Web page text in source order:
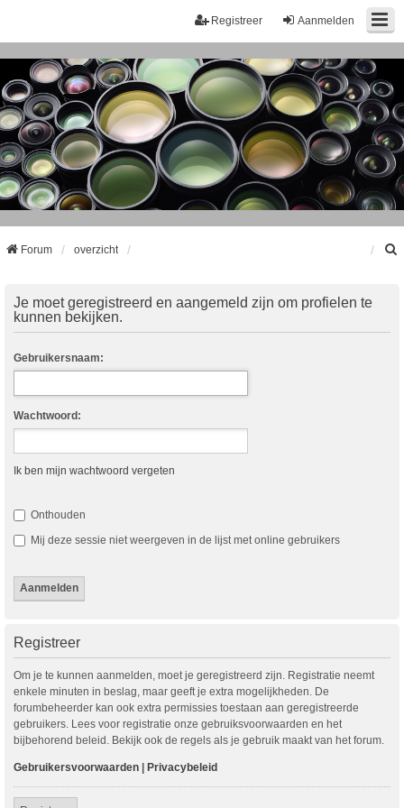
Aanmelden
Registreer
Forum overzicht
Je moet geregistreerd en aangemeld zijn om profielen te
kunnen bekijken.
Gebruikersnaam:
Wachtwoord:
Ik ben mijn wachtwoord vergeten
Onthouden
Mij deze sessie niet weergeven in de lijst met online gebruikers
Registreer
Om je te kunnen aanmelden, moet je geregistreerd zijn. Registratie neemt
enkele minuten in beslag, maar geeft je extra mogelijkheden. De
forumbeheerder kan ook extra permissies toestaan aan geregistreerde
gebruikers. Lees voor registratie onze gebruiksvoorwaarden en het
bijbehorend beleid. Bekijk ook de regels als je gebruik maakt van het forum.
Gebruikersvoorwaarden | Privacybeleid